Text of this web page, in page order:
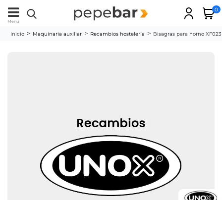
Menu
0
Inicio Maquinaria auxiliar Recambios hostelería Bisagras para horno XF023